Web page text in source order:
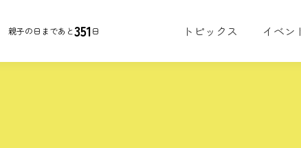
親子の日まであと351日 トピックス イベン